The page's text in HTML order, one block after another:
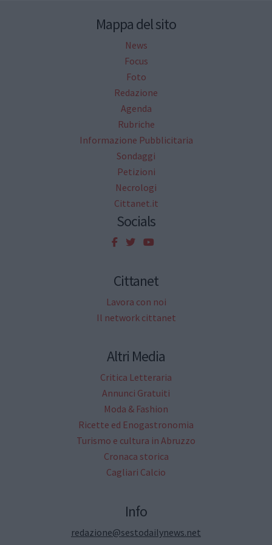
Mappa del sito
News
Focus
Foto
Redazione
Agenda
Rubriche
Informazione Pubblicitaria
Sondaggi
Petizioni
Necrologi
Cittanet.it
Socials
Cittanet
Lavora con noi
Il network cittanet
Altri Media
Critica Letteraria
Annunci Gratuiti
Moda & Fashion
Ricette ed Enogastronomia
Turismo e cultura in Abruzzo
Cronaca storica
Cagliari Calcio
Info
redazione@sestodailynews.net